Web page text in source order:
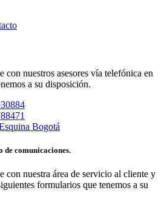
con nuestros asesores vía telefónica en
a su disposición.
Bogotá
comunicaciones.
con nuestra área de servicio al cliente y
formularios que tenemos a su